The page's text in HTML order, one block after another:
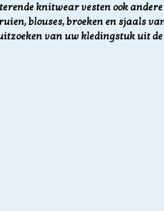
knitwear vesten ook
blouses, broeken en sjaals
van uw kledingstuk uit